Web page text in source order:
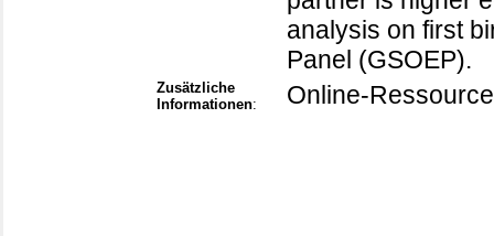
analysis on first
Panel (GSOEP).
Zusätzliche
Informationen: Online-Ressource